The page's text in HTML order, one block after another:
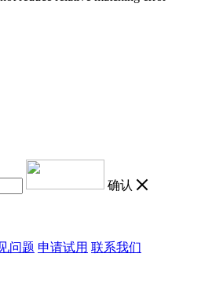
确认
问题 申请试用 联系我们